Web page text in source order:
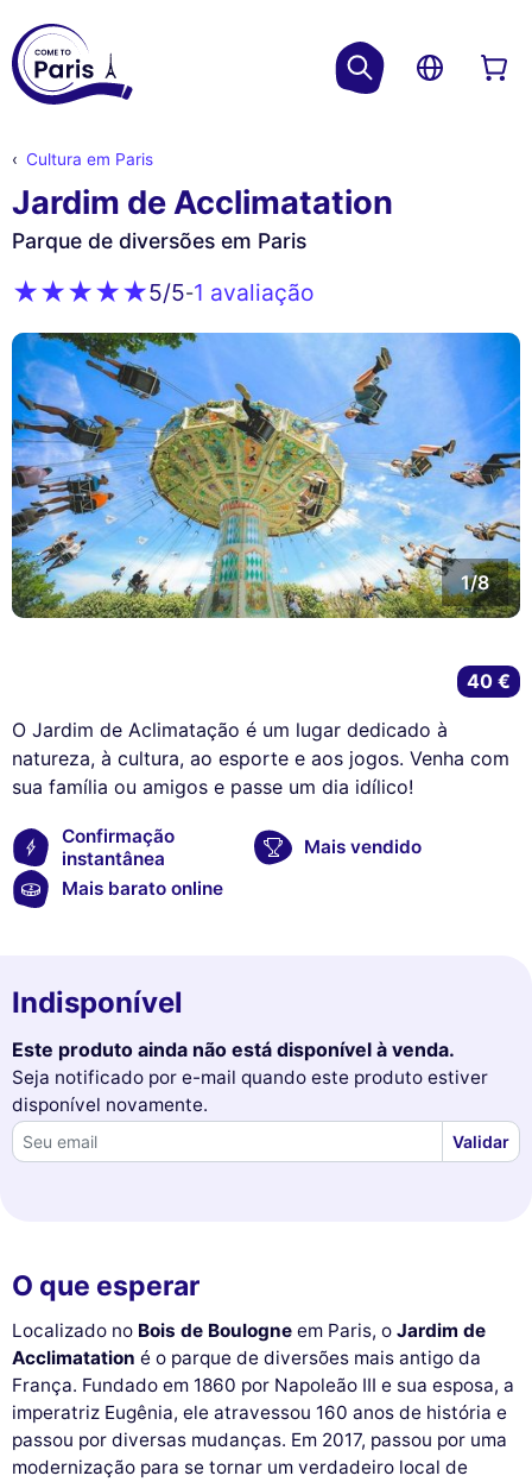
Cultura em Paris
Jardim de Acclimatation
Parque de diversões em Paris
5/5-1 avaliação
1/8
O Jardim de Aclimatação é um lugar dedicado à
natureza, à cultura, ao esporte e aos jogos. Venha com
sua família ou amigos e passe um dia idílico!
Confirmação
instantânea
Mais vendido
Mais barato online
40 €
Indisponível
Este produto ainda não está disponível à venda.
Seja notificado por e-mail quando este produto estiver
disponível novamente.
Validar
O que esperar
Localizado no Bois de Boulogne em Paris, o Jardim de
Acclimatation é o parque de diversões mais antigo da
França. Fundado em 1860 por Napoleão III e sua esposa, a
imperatriz Eugênia, ele atravessou 160 anos de história e
passou por diversas mudanças. Em 2017, passou por uma
modernização para se tornar um verdadeiro local de